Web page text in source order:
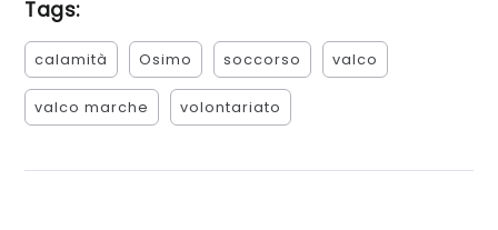
Tags:
calamità Osimo soccorso valco
valco marche volontariato